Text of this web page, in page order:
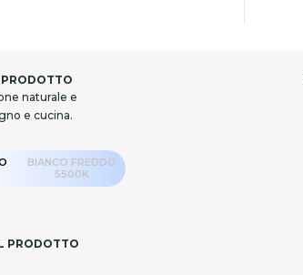
PRODOTTO
naturale e
e cucina.
BIANCO FREDDO
5500K
PRODOTTO